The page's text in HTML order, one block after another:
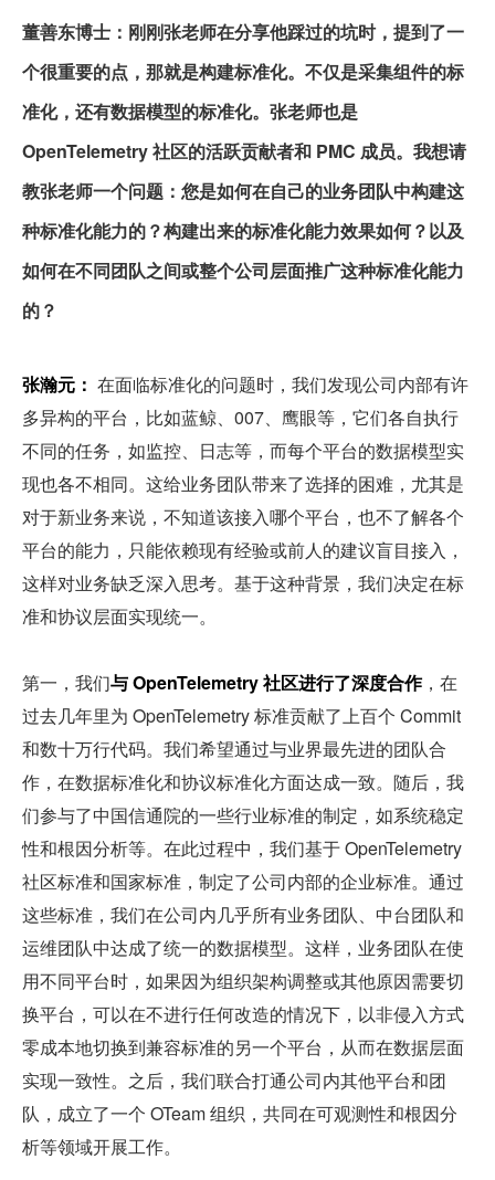
董善东博士：刚刚张老师在分享他踩过的坑时，提到了一
个很重要的点，那就是构建标准化。不仅是采集组件的标
准化，还有数据模型的标准化。张老师也是
OpenTelemetry 社区的活跃贡献者和 PMC 成员。我想请
教张老师一个问题：您是如何在自己的业务团队中构建这
种标准化能力的？构建出来的标准化能力效果如何？以及
如何在不同团队之间或整个公司层面推广这种标准化能力
的？
张瀚元： 在面临标准化的问题时，我们发现公司内部有许
多异构的平台，比如蓝鲸、007、鹰眼等，它们各自执行
不同的任务，如监控、日志等，而每个平台的数据模型实
现也各不相同。这给业务团队带来了选择的困难，尤其是
对于新业务来说，不知道该接入哪个平台，也不了解各个
平台的能力，只能依赖现有经验或前人的建议盲目接入，
这样对业务缺乏深入思考。基于这种背景，我们决定在标
准和协议层面实现统一。
第一，我们与 OpenTelemetry 社区进行了深度合作，在
过去几年里为 OpenTelemetry 标准贡献了上百个 Commit
和数十万行代码。我们希望通过与业界最先进的团队合
作，在数据标准化和协议标准化方面达成一致。随后，我
们参与了中国信通院的一些行业标准的制定，如系统稳定
性和根因分析等。在此过程中，我们基于 OpenTelemetry
社区标准和国家标准，制定了公司内部的企业标准。通过
这些标准，我们在公司内几乎所有业务团队、中台团队和
运维团队中达成了统一的数据模型。这样，业务团队在使
用不同平台时，如果因为组织架构调整或其他原因需要切
换平台，可以在不进行任何改造的情况下，以非侵入方式
零成本地切换到兼容标准的另一个平台，从而在数据层面
实现一致性。之后，我们联合打通公司内其他平台和团
队，成立了一个 OTeam 组织，共同在可观测性和根因分
析等领域开展工作。